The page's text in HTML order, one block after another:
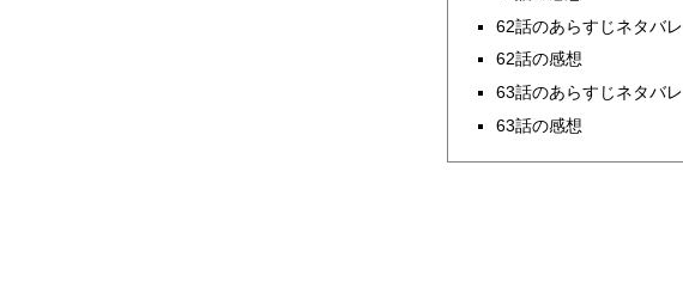
62話のあらすじネタバレ
62話の感想
63話のあらすじネタバレ
63話の感想